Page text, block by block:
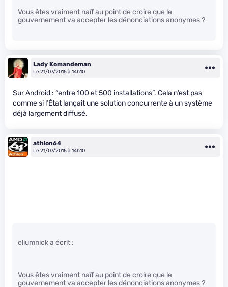
Vous êtes vraiment naïf au point de croire que le
gouvernement va accepter les dénonciations anonymes ?
Lady Komandeman
Le 21/07/2015 à 14h10
Sur Android : “entre 100 et 500 installations”. Cela n’est pas
comme si l’État lançait une solution concurrente à un système
déjà largement diffusé.
athlon64
Le 21/07/2015 à 14h10
eliumnick a écrit :
Vous êtes vraiment naïf au point de croire que le
gouvernement va accepter les dénonciations anonymes ?